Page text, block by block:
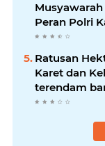
Peran Polri
dan
Sindangkasih
Ratusan
Karet dan
terendam